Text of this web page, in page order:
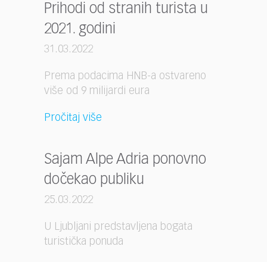
Prihodi od stranih turista u
2021. godini
31.03.2022
Prema podacima HNB-a ostvareno
više od 9 milijardi eura
Pročitaj više
Sajam Alpe Adria ponovno
dočekao publiku
25.03.2022
U Ljubljani predstavljena bogata
turistička ponuda